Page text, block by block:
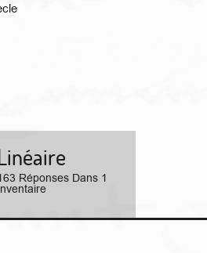
Réponses Dans 1